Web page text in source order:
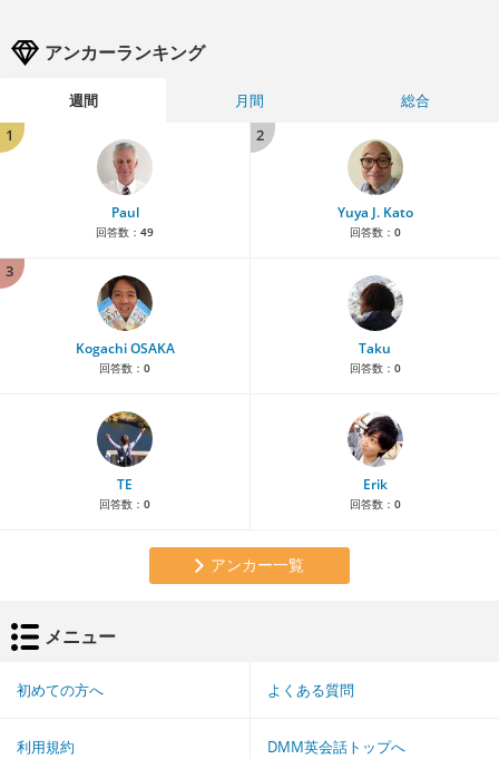
アンカーランキング
週間 月間
総合
1
Paul
回答数： 49
2
Yuya J. Kato
回答数： 0
3
Kogachi OSAKA
回答数： 0
Taku
回答数： 0
TE
回答数： 0
Erik
回答数： 0
アンカー一覧
メニュー
初めての方へ よくある質問
利用規約 DMM英会話トップへ